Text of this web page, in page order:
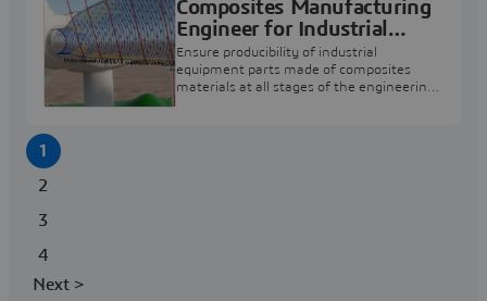
Composites Manufacturing
Engineer for Industrial
Equipment
Ensure producibility of industrial
equipment parts made of composites
materials at all stages of the engineering
1
2
3
4
Next >